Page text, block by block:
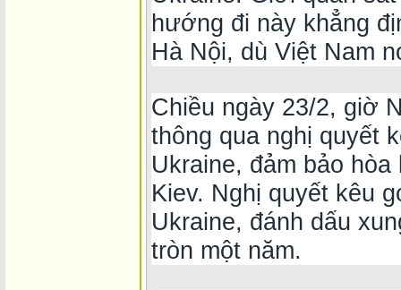
hướng đi này khẳng
Hà Nội, dù Việt Nam
Chiều ngày 23/2, giờ
thông qua nghị quyết
Ukraine, đảm bảo
Kiev. Nghị quyết kêu
Ukraine, đánh dấu
tròn một năm.